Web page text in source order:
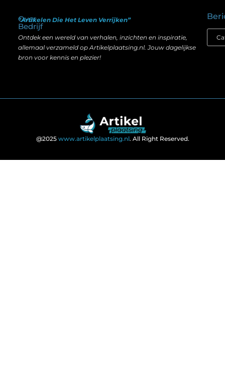
Over
Bedrijf
“Artikelen Die Het Leven Verrijken”
Ontdek een wereld van verhalen, inzichten en inspiratie,
allemaal verzameld op Artikelplaatsing.nl. Jouw dagelijkse
bron voor kennis en plezier!
@2025 www.artikelplaatsing.nl. All Right Reserved.